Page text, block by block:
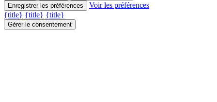
Enregistrer les préférences
Voir les préférences
{title} {title} {title}
Gérer le consentement